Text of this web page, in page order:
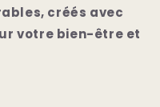
créés avec
votre bien-être et